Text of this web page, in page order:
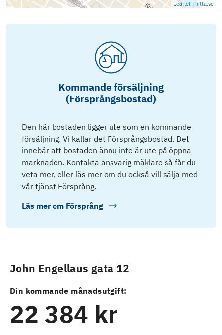
Leaflet | hitta.se
Kommande försäljning
(Försprångsbostad)
Den här bostaden ligger ute som en kommande
försäljning. Vi kallar det Försprångsbostad. Det
innebär att bostaden ännu inte är ute på öppna
marknaden. Kontakta ansvarig mäklare så får du
veta mer, eller läs mer om du också vill sälja med
vår tjänst Försprång.
Läs mer om Försprång
John Engellaus gata 12
Din kommande månadsutgift:
22 384 kr